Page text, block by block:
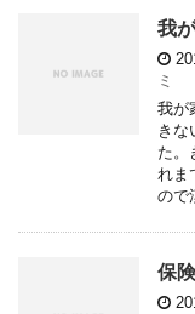
我
ミ
我が
きな
た。
れま
ので
保